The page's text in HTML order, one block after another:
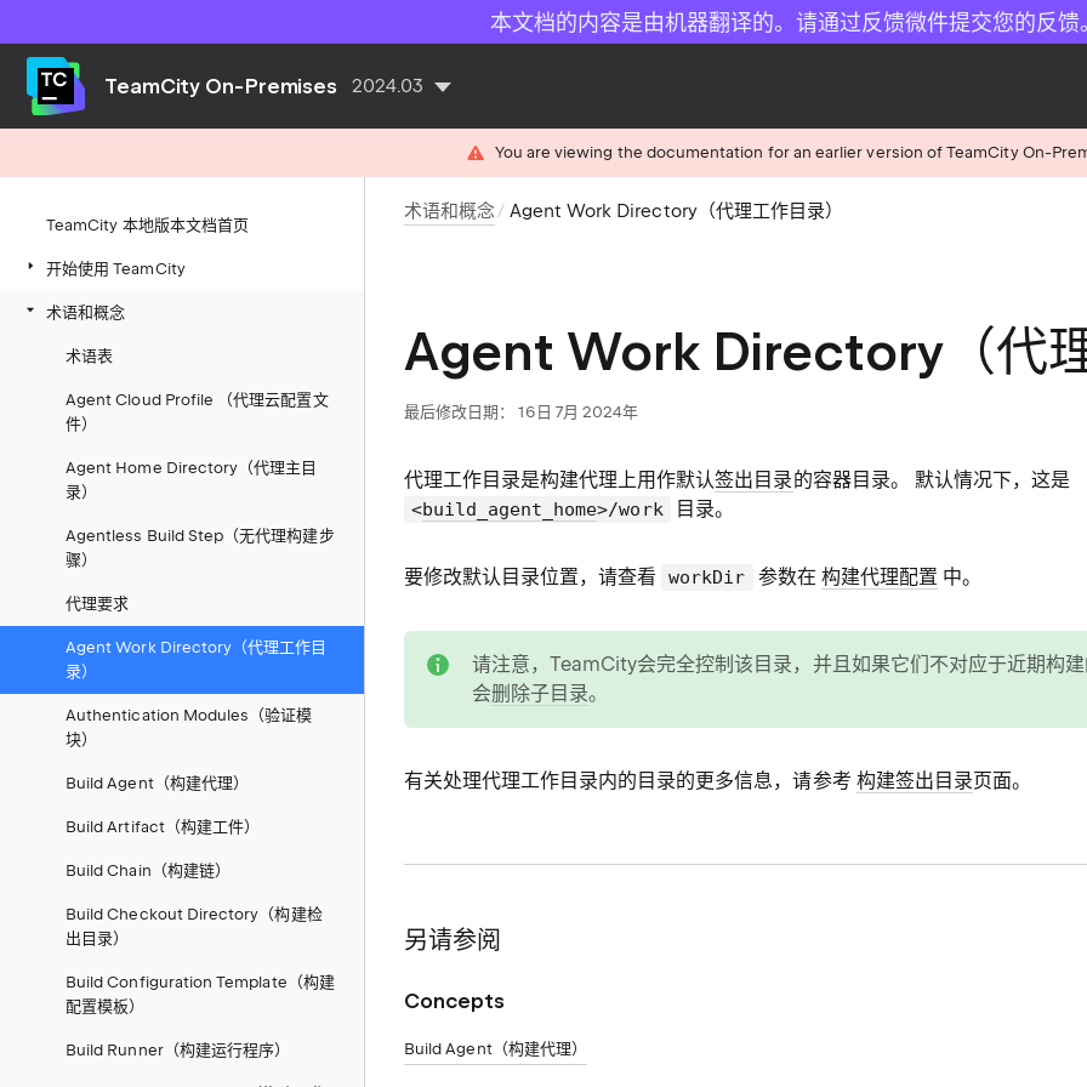
本文档的内容是由机器翻译的。请通过反馈微件提交您的反馈
TeamCity On-Premises 2024.03
You are viewing the documentation for an earlier version of TeamCity On-
TeamCity 本地版本文档首页
开始使用 TeamCity
术语和概念
术语表
Agent Cloud Profile （代理云配置文
件）
Agent Home Directory（代理主目
录）
Agentless Build Step（无代理构建步
骤）
代理要求
Agent Work Directory（代理工作目
录）
Authentication Modules（验证模
块）
Build Agent（构建代理）
Build Artifact（构建工件）
Build Chain（构建链）
Build Checkout Directory（构建检
出目录）
Build Configuration Template（构建
配置模板）
Build Runner（构建运行程序）
术语和概念 Agent Work Directory（代理工作目录）
Agent Work Directory（代理
最后修改日期： 16日 7月 2024年
代理工作目录是构建代理上用作默认签出目录的容器目录。 默认情况下，这是
<build_agent_home>/work 目录。
要修改默认目录位置，请查看 workDir 参数在 构建代理配置 中。
请注意，TeamCity会完全控制该目录，并且如果它们不对应于近期构
会删除子目录。
有关处理代理工作目录内的目录的更多信息，请参考 构建签出目录页面。
另请参阅
Concepts
Build Agent（构建代理）